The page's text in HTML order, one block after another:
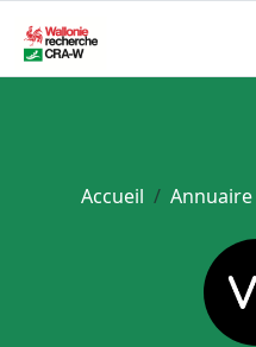
Accueil Annuaire